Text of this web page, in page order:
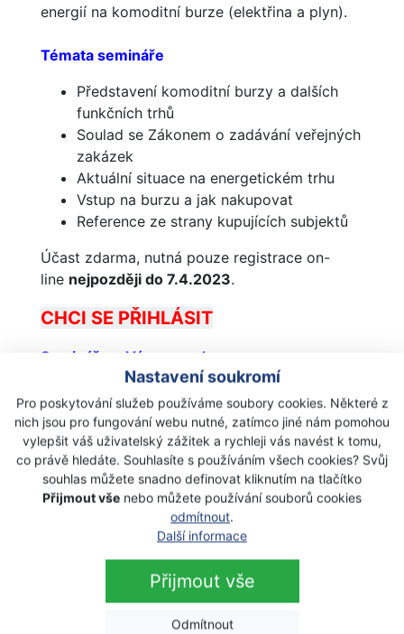
Nastavení soukromí
Pro poskytování služeb používáme soubory cookies. Některé z
nich jsou pro fungování webu nutné, zatímco jiné nám pomohou
vylepšit váš uživatelský zážitek a rychleji vás navést k tomu,
co právě hledáte. Souhlasíte s používáním všech cookies? Svůj
souhlas můžete snadno definovat kliknutím na tlačítko
Přijmout vše nebo můžete používání souborů cookies
odmítnout.
Další informace
Přijmout vše
Odmítnout
energií na komoditní burze (elektřina a plyn).
Témata semináře
Představení komoditní burzy a dalších
funkčních trhů
Soulad se Zákonem o zadávání veřejných
zakázek
Aktuální situace na energetickém trhu
Vstup na burzu a jak nakupovat
Reference ze strany kupujících subjektů
Účast zdarma, nutná pouze registrace on-
line nejpozději do 7.4.2023.
CHCI SE PŘIHLÁSIT
Seminářem Vás provede:
obchodů, Českomoravská komoditní burza
Kladno
Vratislav Kaválek, FIN-servis, a. s., dohodce a
člen Českomoravské komoditní burzy Kladno